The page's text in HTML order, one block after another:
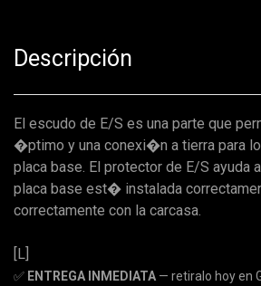
Descripción
El escudo de E/S es una parte que
�ptimo y una conexi�n a tierra para
placa base. El protector de E/S ayuda
placa base est� instalada
correctamente con la carcasa.
[L]
✅ ENTREGA INMEDIATA — retiralo hoy en